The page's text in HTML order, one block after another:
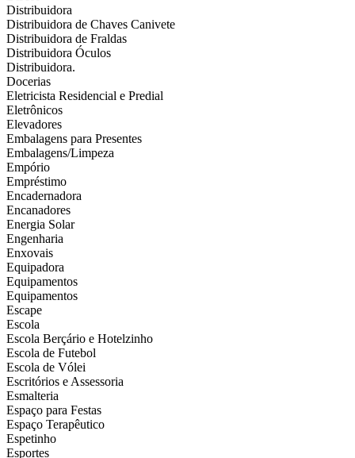
Distribuidora
Distribuidora de Chaves Canivete
Distribuidora de Fraldas
Distribuidora Óculos
Distribuidora.
Docerias
Eletricista Residencial e Predial
Eletrônicos
Elevadores
Embalagens para Presentes
Embalagens/Limpeza
Empório
Empréstimo
Encadernadora
Encanadores
Energia Solar
Engenharia
Enxovais
Equipadora
Equipamentos
Equipamentos
Escape
Escola
Escola Berçário e Hotelzinho
Escola de Futebol
Escola de Vólei
Escritórios e Assessoria
Esmalteria
Espaço para Festas
Espaço Terapêutico
Espetinho
Esportes